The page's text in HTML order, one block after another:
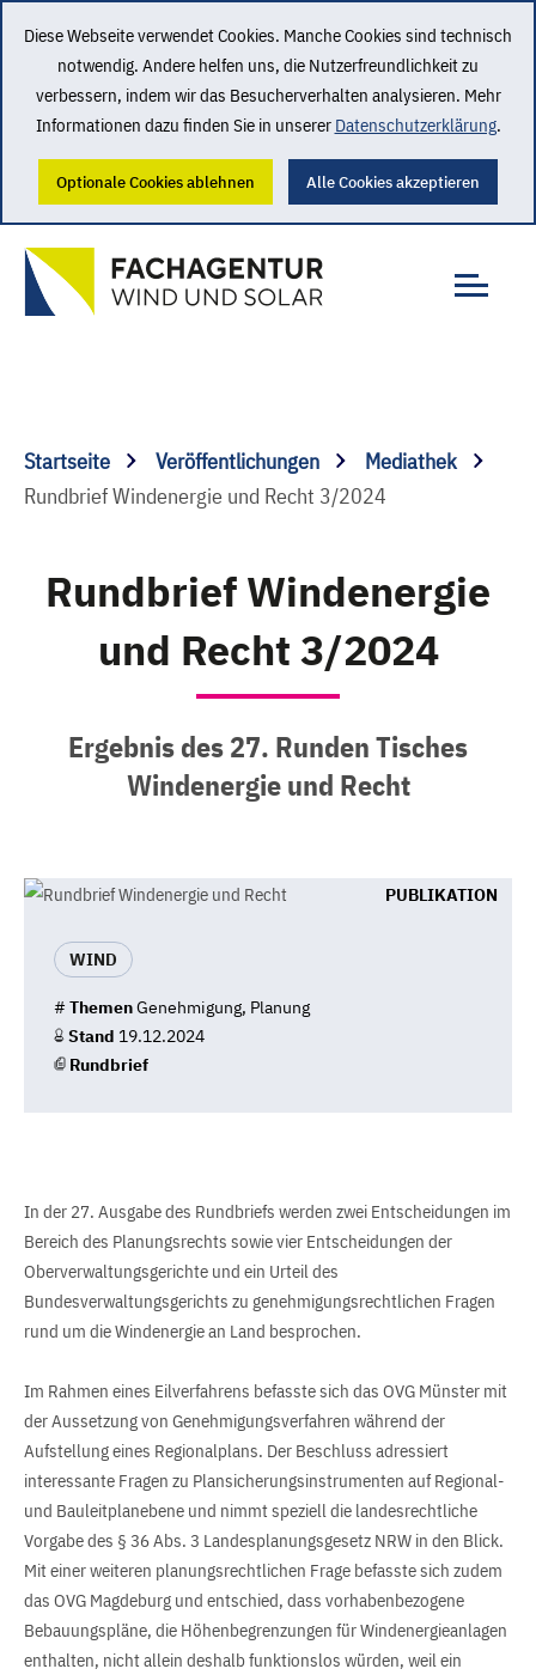
Diese Webseite verwendet Cookies. Manche Cookies sind technisch
notwendig. Andere helfen uns, die Nutzerfreundlichkeit zu
verbessern, indem wir das Besucherverhalten analysieren. Mehr
Informationen dazu finden Sie in unserer Datenschutzerklärung.
Optionale Cookies ablehnen Alle Cookies akzeptieren
Startseite Veröffentlichungen
Mediathek
Rundbrief Windenergie und Recht 3/2024
Rundbrief Windenergie
und Recht 3/2024
Ergebnis des 27. Runden Tisches
Windenergie und Recht
PUBLIKATION
WIND
# ThemenGenehmigung, Planung
Stand 19.12.2024
Rundbrief
In der 27. Ausgabe des Rundbriefs werden zwei Entscheidungen im
Bereich des Planungsrechts sowie vier Entscheidungen der
Oberverwaltungsgerichte und ein Urteil des
Bundesverwaltungsgerichts zu genehmigungsrechtlichen Fragen
rund um die Windenergie an Land besprochen.
Im Rahmen eines Eilverfahrens befasste sich das OVG Münster mit
der Aussetzung von Genehmigungsverfahren während der
Aufstellung eines Regionalplans. Der Beschluss adressiert
interessante Fragen zu Plansicherungsinstrumenten auf Regional-
und Bauleitplanebene und nimmt speziell die landesrechtliche
Vorgabe des § 36 Abs. 3 Landesplanungsgesetz NRW in den Blick.
Mit einer weiteren planungsrechtlichen Frage befasste sich zudem
das OVG Magdeburg und entschied, dass vorhabenbezogene
Bebauungspläne, die Höhenbegrenzungen für Windenergieanlagen
enthalten, nicht allein deshalb funktionslos würden, weil ein